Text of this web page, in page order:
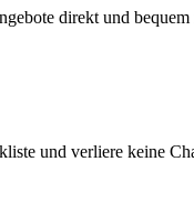
direkt und
und verliere keine